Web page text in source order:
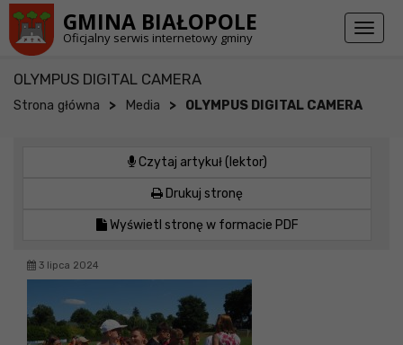
GMINA BIAŁOPOLE
Oficjalny serwis internetowy gminy
Toggle
OLYMPUS DIGITAL CAMERA
Strona główna > Media > OLYMPUS DIGITAL CAMERA
Czytaj artykuł (lektor)
Drukuj stronę
Wyświetl stronę w formacie PDF
3 lipca 2024